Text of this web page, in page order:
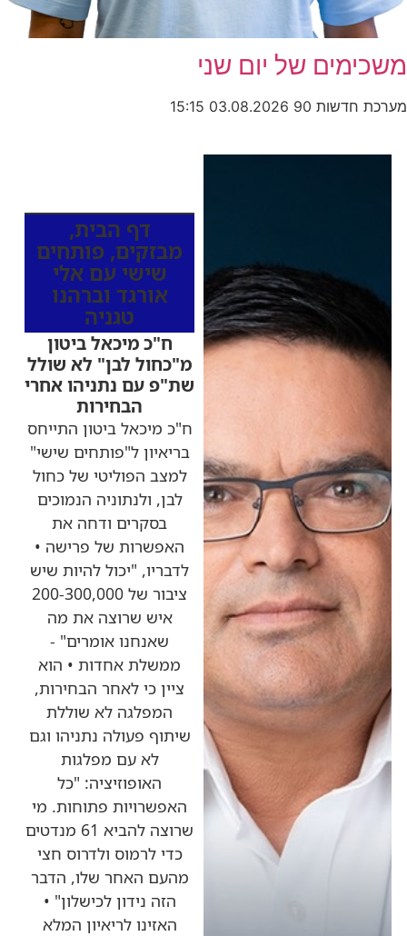
משכימים של יום שני
מערכת חדשות 90 03.08.2026
15:15
דף הבית,
מבזקים, פותחים
שישי עם אלי
אורגד וברהנו
טגניה
ח"כ מיכאל ביטון
מ"כחול לבן" לא שולל
שת"פ עם נתניהו אחרי
הבחירות
ח"כ מיכאל ביטון התייחס
בריאיון ל"פותחים שישי"
למצב הפוליטי של כחול
לבן, ולנתוניה הנמוכים
בסקרים ודחה את
האפשרות של פרישה •
לדבריו, "יכול להיות שיש
ציבור של 200-300,000
איש שרוצה את מה
שאנחנו אומרים" -
ממשלת אחדות • הוא
ציין כי לאחר הבחירות,
המפלגה לא שוללת
שיתוף פעולה נתניהו וגם
לא עם מפלגות
האופוזיציה: "כל
האפשרויות פתוחות. מי
שרוצה להביא 61 מנדטים
כדי לרמוס ולדרוס חצי
מהעם האחר שלו, הדבר
הזה נידון לכישלון" •
האזינו לריאיון המלא